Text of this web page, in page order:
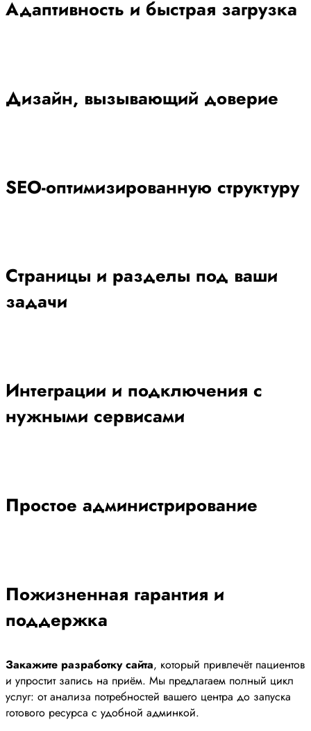
Адаптивность и быстрая загрузка
Дизайн, вызывающий доверие
SEO-оптимизированную структуру
Страницы и разделы под ваши
задачи
Интеграции и подключения с
нужными сервисами
Простое администрирование
Пожизненная гарантия и
поддержка
Закажите разработку сайта, который привлечёт пациентов
и упростит запись на приём. Мы предлагаем полный цикл
услуг: от анализа потребностей вашего центра до запуска
готового ресурса с удобной админкой.